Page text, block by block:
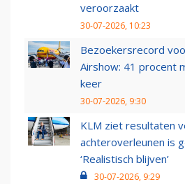
veroorzaakt
30-07-2026, 10:23
Bezoekersrecord
Airshow: 41 procent
keer
30-07-2026, 9:30
KLM ziet resultaten
achteroverleunen is
‘Realistisch blijven’
30-07-2026, 9:29